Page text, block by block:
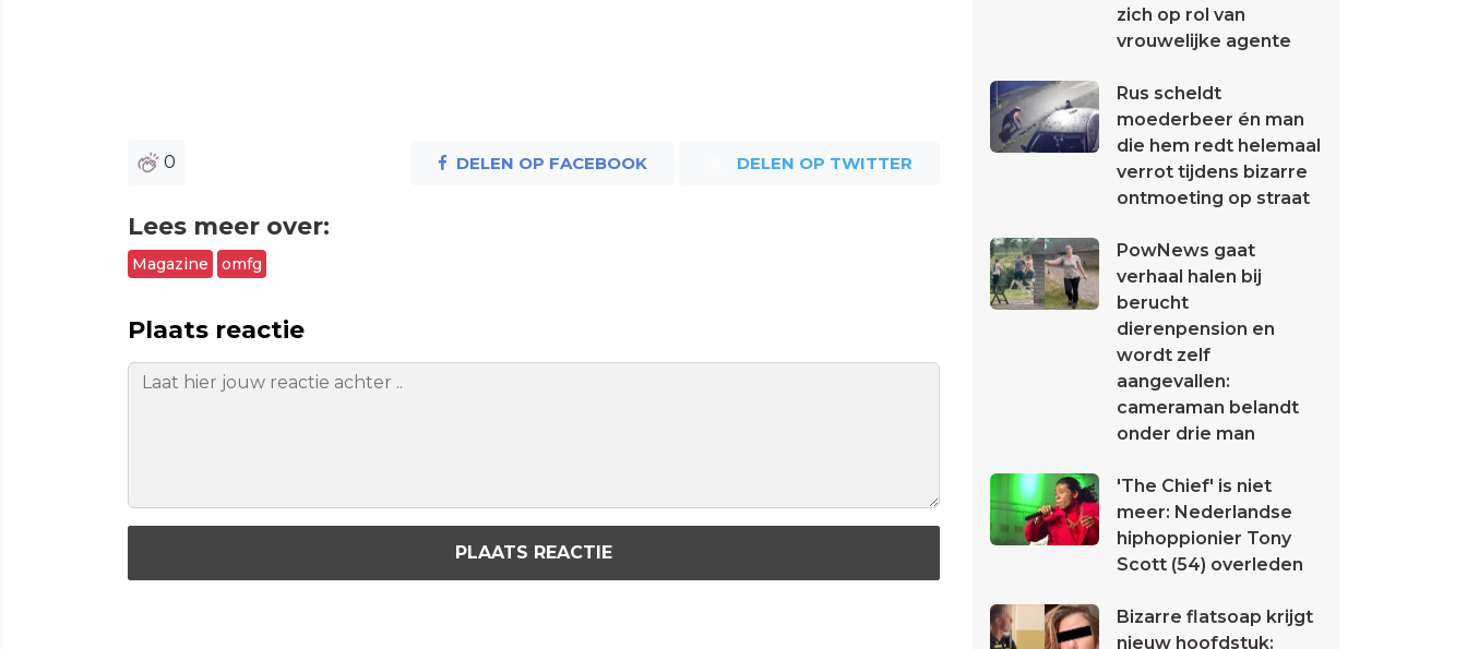
0 DELEN OP FACEBOOK DELEN OP TWITTER
Lees meer over:
Magazine omfg
Plaats reactie
PLAATS REACTIE
zich op rol van
vrouwelijke agente
Rus scheldt
moederbeer én man
die hem redt helemaal
verrot tijdens bizarre
ontmoeting op straat
PowNews gaat
verhaal halen bij
berucht
dierenpension en
wordt zelf
aangevallen:
cameraman belandt
onder drie man
'The Chief' is niet
meer: Nederlandse
hiphoppionier Tony
Scott (54) overleden
Bizarre flatsoap krijgt
nieuw hoofdstuk: